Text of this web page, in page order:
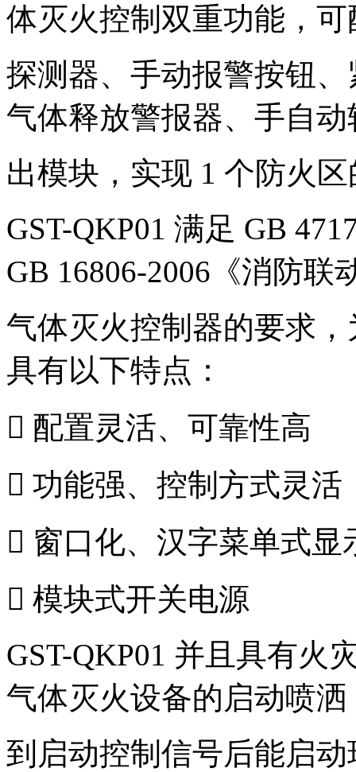
体灭火控制双重功能，
探测器、手动报警按钮
气体释放警报器、手自
出模块，实现 1 个防火
GST-QKP01 满足 GB
GB 16806-2006《消防联
气体灭火控制器的要求，
具有以下特点：
 配置灵活、可靠性高
 功能强、控制方式灵活
 窗口化、汉字菜单式显
 模块式开关电源
GST-QKP01 并且具有火
气体灭火设备的启动喷洒
到启动控制信号后能启